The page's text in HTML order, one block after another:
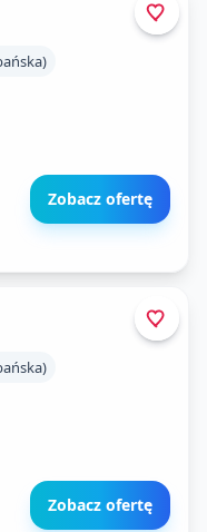
Zobacz ofertę
Zobacz ofertę